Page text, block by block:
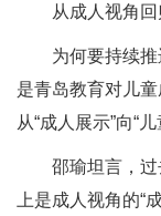
从成人视角
为何要持续
是青岛教育对儿
从“成人展示”向“
邵瑜坦言，过
上是成人视角的“